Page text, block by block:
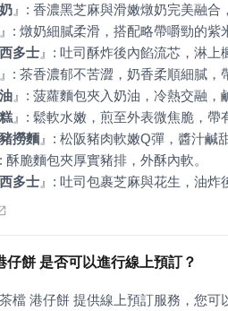
』
』
多士 』
』
』
』
撈麵 』
多士 』 : 吐司包裹芝麻與花生，油炸
仔餅 是否可以進行線上預訂？
檔 港仔餅 提供線上預訂服務，您可